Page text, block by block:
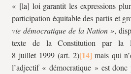
« [la] loi garantit les expressions
participation équitable des partis et
vie démocratique de la Nation »,
texte de la Constitution par la
8 juillet 1999 (art. 2)
mais qui
l’adjectif « démocratique » est